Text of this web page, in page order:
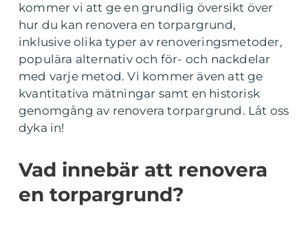
kommer vi att ge en grundlig översikt över
hur du kan renovera en torpargrund,
inklusive olika typer av renoveringsmetoder,
populära alternativ och för- och nackdelar
med varje metod. Vi kommer även att ge
kvantitativa mätningar samt en historisk
genomgång av renovera torpargrund. Låt oss
dyka in!
Vad innebär att renovera
en torpargrund?